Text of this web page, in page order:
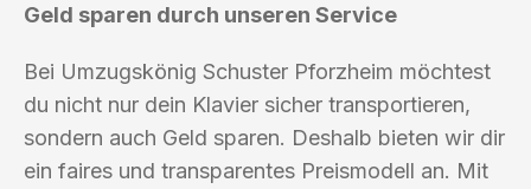
Geld sparen durch unseren Service
Bei Umzugskönig Schuster Pforzheim möchtest
du nicht nur dein Klavier sicher transportieren,
sondern auch Geld sparen. Deshalb bieten wir dir
ein faires und transparentes Preismodell an. Mit